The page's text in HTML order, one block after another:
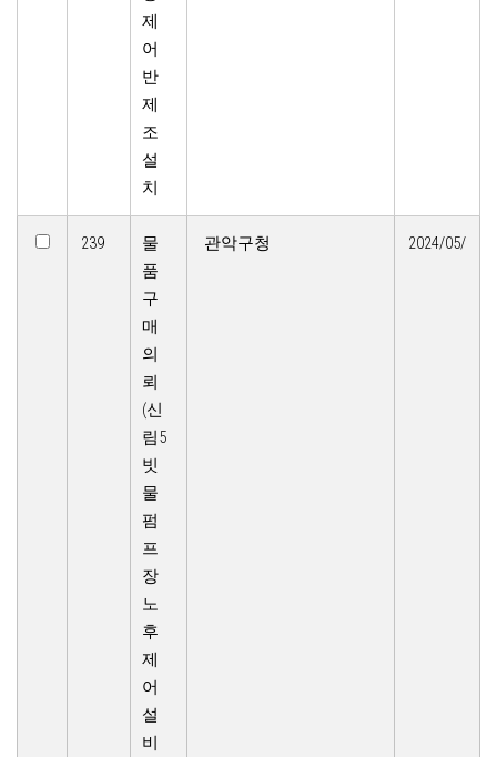
제
어
반
제
조
설
치
239
물
품
구
매
의
뢰
(신
림5
빗
물
펌
프
장
노
후
제
어
설
비
관악구청 2024/05/